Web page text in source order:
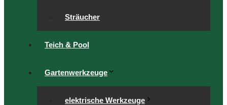
Sträucher
Teich & Pool
Gartenwerkzeuge
elektrische Werkzeuge